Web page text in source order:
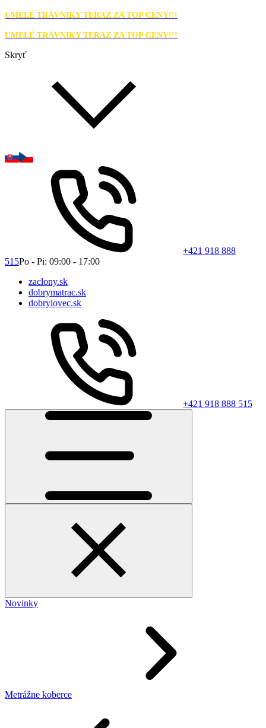
UMELÉ TRÁVNIKY TERAZ ZA TOP CENY!!!
UMELÉ TRÁVNIKY TERAZ ZA TOP CENY!!!
Skryť
+421 918 888
515Po - Pi: 09:00 - 17:00
zaclony.sk
dobrymatrac.sk
dobrylovec.sk
+421 918 888 515
Novinky
Metrážne koberce